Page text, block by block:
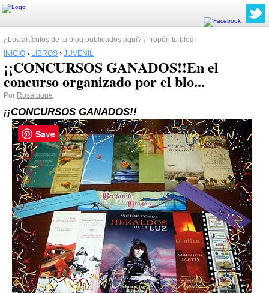
¿Los artículos de tu blog publicados aquí? ¡Propón tu blog!
INICIO › LIBROS › JUVENIL
¡¡CONCURSOS GANADOS!!En el
concurso organizado por el blo...
Por Rosaluque
¡¡CONCURSOS GANADOS!!
Save